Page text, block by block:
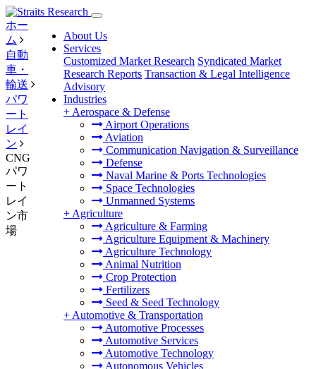
About Us
Services
Customized Market Research Syndicated Market
Research Reports Transaction & Legal Intelligence
Advisory
Industries
+ Aerospace & Defense
Airport Operations
Aviation
Communication Navigation & Surveillance
Defense
Naval Marine & Ports Technologies
Space Technologies
Unmanned Systems
+ Agriculture
Agriculture & Farming
Agriculture Equipment & Machinery
Agriculture Technology
Animal Nutrition
Crop Protection
Fertilizers
Seed & Seed Technology
+ Automotive & Transportation
Automotive Processes
Automotive Services
Automotive Technology
Autonomous Vehicles
ホー
ム
自動
車・
輸送
パワ
ート
レイ
ン
CNG
パワ
ート
レイ
ン市
場